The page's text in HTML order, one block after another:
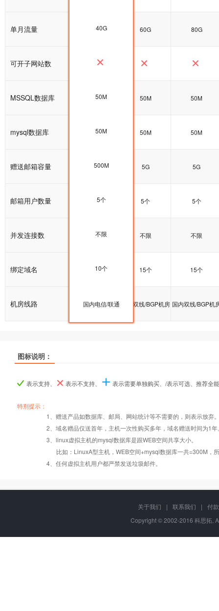
单月流量 40G 60G 80G
可开子网站数
MSSQL数据库 50M 50M 50M
mysql数据库 100M 50M 50M
赠送邮箱容量 5G 5G 5G
邮箱用户数量 5个 5个 5个
并发连接数 不限 不限 不限
绑定域名 10个 15个 15个
机房线路 国内双线/BGP机房 国内双线/BGP机房 国内双线/BGP机
40G
50M
50M
500M
5个
不限
10个
国内电信/联通
产品名称
Windows2008 Windows2008 Windows2008
版本:5.2.17/
产品名称
错误页面定义
产品名称
数据定期备份
数据自助恢复
图标说明：
表示支持、 表示不支持、 表示需要单独购买、/表示可选、推荐全
特别提示：
1、赠送产品如数据库、邮局、网站统计等不需要的，则表示放弃
2、域名赠品仅送首年，主机一次性购买多年，域名赠送时间为1年
3、linux虚拟主机的mysql数据库是跟WEB空间共享大小。
比如：LinuxA型主机，WEB空间+mysql数据库一共=300M，
4、任何虚拟主机用户都严禁发送垃圾邮件。
关于我们 | 联系我们 |
付
Copyright © 2002-2016 科思拓,